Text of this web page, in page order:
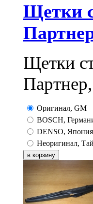
Щетки
Щетки
Оригинал, GM
BOSCH,
DENSO, Япония
Неоригинал,